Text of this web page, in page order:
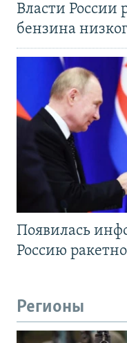
Власти России
бензина
Появилась
Россию
Регионы